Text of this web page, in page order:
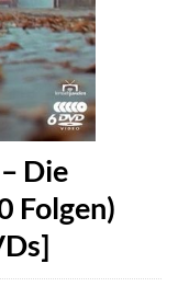
Die
Folgen)